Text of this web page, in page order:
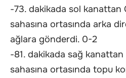
-73. dakikada sol kanattan
sahasına ortasında arka
ağlara gönderdi. 0-2
-81. dakikada sağ kanattan
sahasına ortasında topu